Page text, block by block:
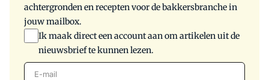
achtergronden en recepten voor de bakkersbranche in
jouw mailbox.
Ik maak direct een account aan om artikelen uit de
nieuwsbrief te kunnen lezen.
E-mail